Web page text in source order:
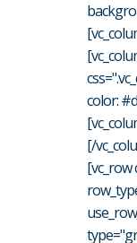
color:
[/
[vc_row